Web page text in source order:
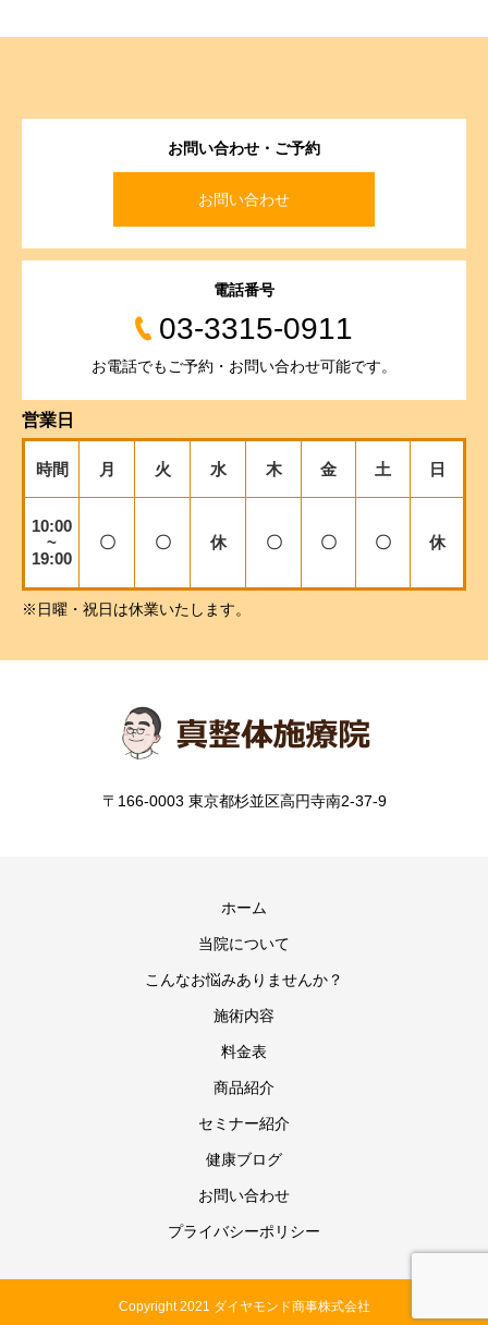
お問い合わせ・ご予約
お問い合わせ
電話番号
03-3315-0911
お電話でもご予約・お問い合わせ可能です。
営業日
時間 月 火 水 木 金 土 日
10:00
~
19:00
〇 〇 休 〇 〇 〇 休
※日曜・祝日は休業いたします。
〒166-0003 東京都杉並区高円寺南2-37-9
ホーム
当院について
こんなお悩みありませんか？
施術内容
料金表
商品紹介
セミナー紹介
健康ブログ
お問い合わせ
プライバシーポリシー
Copyright 2021 ダイヤモンド商事株式会社